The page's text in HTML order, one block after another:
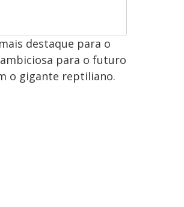
destaque para o
para o futuro
o gigante reptiliano.